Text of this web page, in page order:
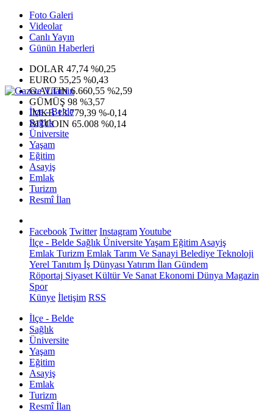
Foto Galeri
Videolar
Canlı Yayın
Günün Haberleri
DOLAR 47,74 %0,25
EURO 55,25 %0,43
G.ALTIN6.660,55 %2,59
GÜMÜŞ 98 %3,57
IMKB13.779,39 %-0,14
BITCOIN 65.008 %0,14
İlçe - Belde
Sağlık
Üniversite
Yaşam
Eğitim
Asayiş
Emlak
Turizm
Resmî İlan
Facebook Twitter InstagramYoutube
İlçe - Belde Sağlık ÜniversiteYaşam Eğitim Asayiş
Emlak Turizm Emlak Tarım Ve Sanayi Belediye Teknoloji
Yerel Tanıtım İş Dünyası Yatırım İlan Gündem
Röportaj Siyaset Kültür Ve Sanat Ekonomi Dünya Magazin
Spor
Künye İletişim RSS
İlçe - Belde
Sağlık
Üniversite
Yaşam
Eğitim
Asayiş
Emlak
Turizm
Resmî İlan